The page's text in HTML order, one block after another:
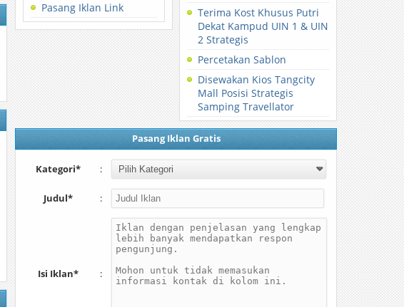
Pasang Iklan Link
Terima Kost Khusus Putri
Dekat Kampud UIN 1 & UIN
2 Strategis
Percetakan Sablon
Disewakan Kios Tangcity
Mall Posisi Strategis
Samping Travellator
Pasang Iklan Gratis
Kategori* :
Judul* :
Isi Iklan* :